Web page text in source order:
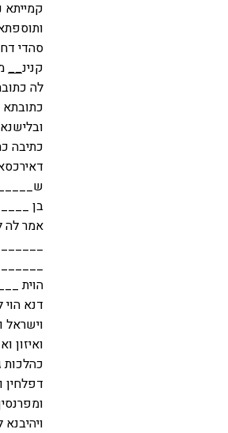
ותוספתא דילה ובכן אנחנו
מיניה השתא וכתבנו
כתובתא קמייתא מיומא דנן
ובלישנא דאמר לנא דהוית
כתיבה כתובתא קמייתא
ש________________
בן ________________
אמר לה להדא אנתתיה מרת
________________ בת
________________ כד
הוית _______ מן קדמת
דנא הוי לי לאנתו כדת משה
וישראל ואנא אפלח ואוקיר
ואיזון ואפרנס יתיכי ליכי
כהלכות גוברין יהודאין
ומפרנסין לנשיהון בקושטא